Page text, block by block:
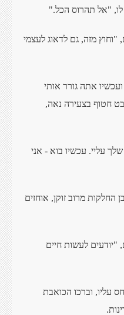
לו, "אל תהרוס הכל."
"וחוץ מזה, גם לדאוג לעצמי
אתה גורר אותי
חטוף בצעירה נאה,
עליי. עכשיו בוא - אני
החלקות מרוב זוקן, אוחזים
"יודעים לעשות חיים
עליו, וברכו הכואבת